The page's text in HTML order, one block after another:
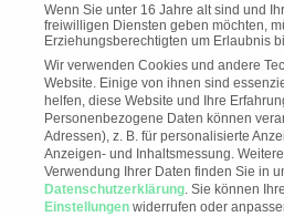
Hannover
August-Madsack-Straße 1
Hannover, 30559
Germany
Mit dem
Laden der
Karte
Sie die
von
Wenn Sie unter 16 Jahre alt sind und
freiwilligen Diensten geben möchten,
Erziehungsberechtigten um Erlaubnis
Wir verwenden Cookies und andere
Website. Einige von ihnen sind
helfen, diese Website und Ihre
Personenbezogene Daten können
Adressen), z. B. für personalisierte
Anzeigen- und Inhaltsmessung.
Verwendung Ihrer Daten finden Sie in
Datenschutzerklärung. Sie können
Einstellungen widerrufen oder